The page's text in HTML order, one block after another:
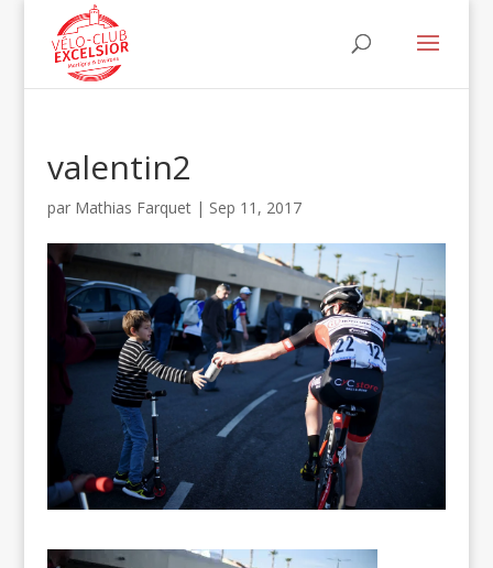
valentin2
par Mathias Farquet| Sep 11, 2017